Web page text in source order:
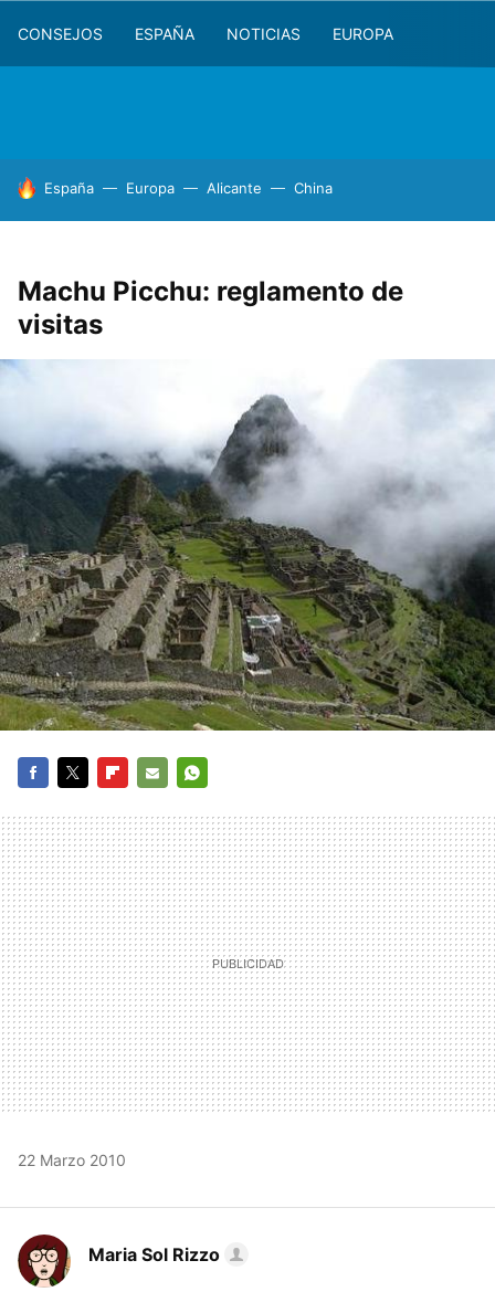
CONSEJOS ESPAÑA NOTICIAS EUROPA
HOY SE HABLA DE
España Europa Alicante China
Machu Picchu: reglamento de
visitas
MAIL
22 Marzo 2010
Maria Sol Rizzo